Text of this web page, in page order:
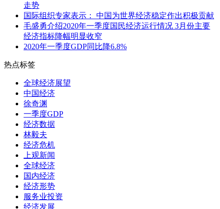
走势
国际组织专家表示： 中国为世界经济稳定作出积极贡献
毛盛勇介绍2020年一季度国民经济运行情况 3月份主要
经济指标降幅明显收窄
2020年一季度GDP同比降6.8%
热点标签
全球经济展望
中国经济
徐奇渊
一季度GDP
经济数据
林毅夫
经济危机
上观新闻
全球经济
国内经济
经济形势
服务业投资
经济发展